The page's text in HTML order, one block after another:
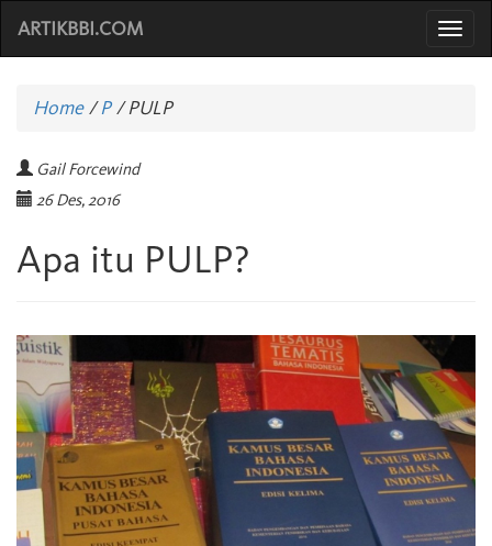
ARTIKBBI.COM
Home/P /PULP
Gail Forcewind
26 Des, 2016
Apa itu PULP?